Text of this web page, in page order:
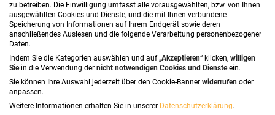
zu betreiben. Die Einwilligung umfasst alle vorausgewählten, bzw. von Ihnen
ausgewählten Cookies und Dienste, und die mit Ihnen verbundene
Speicherung von Informationen auf Ihrem Endgerät sowie deren
anschließendes Auslesen und die folgende Verarbeitung personenbezogener
Daten.
Indem Sie die Kategorien auswählen und auf „Akzeptieren“ klicken, willigen
Sie in die Verwendung der nicht notwendigen Cookies und Diensteein.
Sie können Ihre Auswahl jederzeit über den Cookie-Banner widerrufen oder
anpassen.
Weitere Informationen erhalten Sie in unserer Datenschutzerklärung.